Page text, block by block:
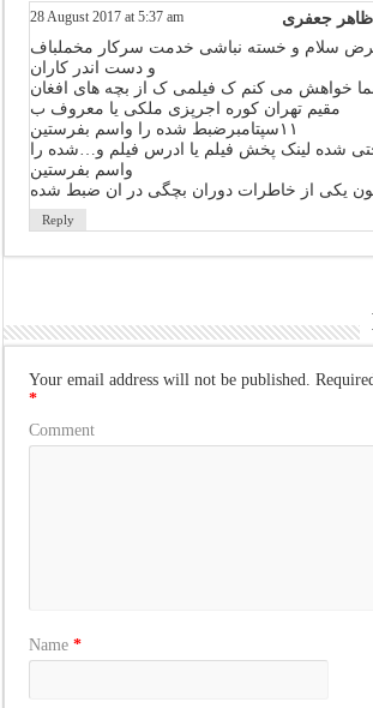
جعفری 28 August 2017 at 5:37 am
سلام و خسته نباشی خدمت سرکار مخملباف
و دست اندر کاران
خواهش می کنم ک فیلمی ک از بچه های افغان
مقیم تهران کوره اجرپزی ملکی یا معروف ب
۱۱سپتامبرضبط شده را واسم بفرستین
شده لینک پخش فیلم یا ادرس فیلم و…شده را
واسم بفرستین
یکی از خاطرات دوران بچگی در ان ضبط شده
Reply
Your email address will not be published.
*
Comment
Name*